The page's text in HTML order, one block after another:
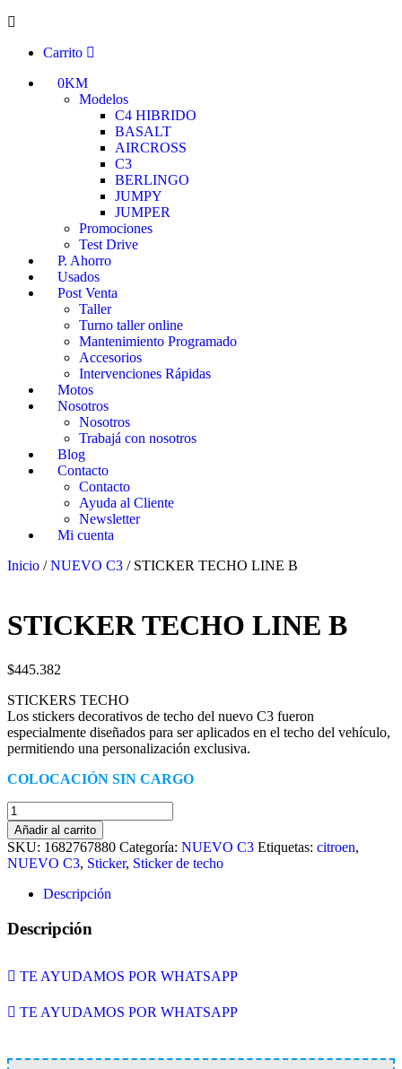
Carrito
0KM
Modelos
C4 HIBRIDO
BASALT
AIRCROSS
C3
BERLINGO
JUMPY
JUMPER
Promociones
Test Drive
P. Ahorro
Usados
Post Venta
Taller
Turno taller online
Mantenimiento Programado
Accesorios
Intervenciones Rápidas
Motos
Nosotros
Nosotros
Trabajá con nosotros
Blog
Contacto
Contacto
Ayuda al Cliente
Newsletter
Mi cuenta
Inicio /NUEVO C3 / STICKER TECHO LINE B
STICKER TECHO LINE B
$445.382
STICKERS TECHO
Los stickers decorativos de techo del nuevo C3 fueron
especialmente diseñados para ser aplicados en el techo del vehículo,
permitiendo una personalización exclusiva.
COLOCACIÓN SIN CARGO
STICKER
TECHO
LINE
B
cantidad
Añadir al carrito
SKU: 1682767880 Categoría: NUEVO C3 Etiquetas: citroen,
NUEVO C3, Sticker, Sticker de techo
Descripción
Descripción
TE AYUDAMOS POR WHATSAPP
TE AYUDAMOS POR WHATSAPP